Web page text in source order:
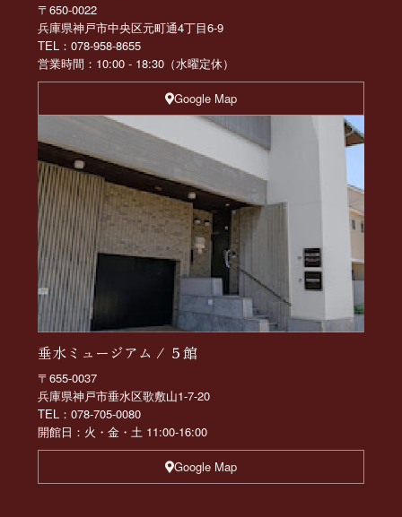
〒650-0022
兵庫県神戸市中央区元町通4丁目6-9
TEL：078-958-8655
営業時間：10:00 - 18:30（水曜定休）
Google Map
垂水ミュージアム / ５館
〒655-0037
兵庫県神戸市垂水区歌敷山1-7-20
TEL：078-705-0080
開館日：火・金・土 11:00-16:00
Google Map